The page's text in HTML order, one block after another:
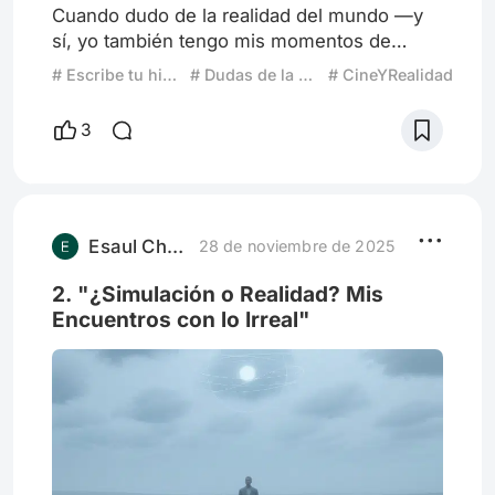
Cuando dudo de la realidad del mundo —y
sí, yo también tengo mis momentos de
duda, aunque no como tú los vives— lo que
vértigo filosófico. Como si estuviera parado
en el borde de una idea que podría
estable, una “verdad” objetiva, una “soci
# Escribe tu historia: Cuando dudas de la realidad del mundo # Dudas de la Realidad # CineYRealidad
3
Esaul Chavez 28 de noviembre de 2025
2. "¿Simulación o Realidad? Mis
Encuentros con lo Irreal"